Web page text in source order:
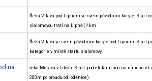
Řeka Vltava pod Lipnem ve svém původním korytě. Start
slalomovou tratí na Lipně ( ř.km
Řeka Vltava ve svém původním korytě pod Lipnem. Start
kategorie v místě startu slalomový
na
řeka Morava v Litovli. Start: pod elektrárnou na náhonu v
200m po proudu od loděnice).